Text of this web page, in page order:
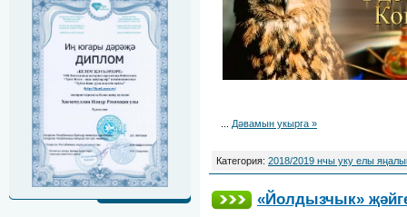
Дәвамын укырга »
Категория: 2018/2019 нчы уку елы
«Йолдызчык»